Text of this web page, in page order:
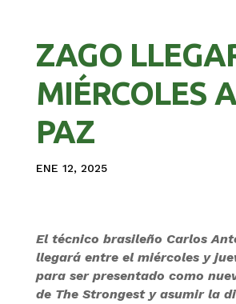
ZAGO
MIÉRCOLES
PAZ
ENE 12, 2025
El técnico brasileño Carlos
llegará entre el miércoles y
para ser presentado como
de The Strongest y asumir la